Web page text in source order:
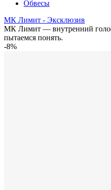
Обвесы
МК Лимит - Эксклюзив
МК Лимит — внутренний
пытаемся понять.
-8%